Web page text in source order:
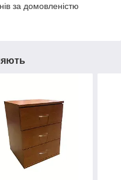
за домовленістю